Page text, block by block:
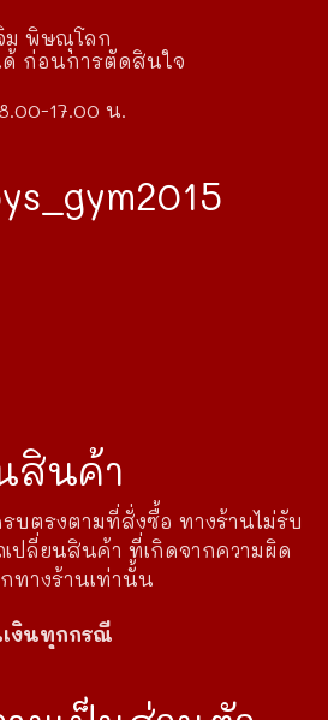
ม พิษณุโลก
ด้ ก่อนการตัดสินใจ
17.00 น.
สินค้า
บตรงตามที่สั่งซื้อ ทางร้านไม่รับ
ปลี่ยนสินค้า ที่เกิดจากความผิด
ทางร้านเท่านั้น
งินทุกกรณี